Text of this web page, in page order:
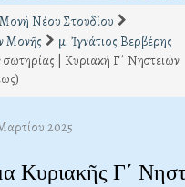
Νέου Στουδίου
Μονῆς
μ. Ἰγνάτιος Βερβέρης
| Κυριακή Γ΄ Νηστειών
2025
Κυριακῆς Γ΄